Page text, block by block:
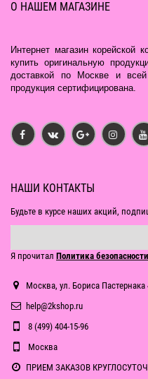
О НАШЕМ МАГАЗИНЕ
Интернет магазин корейской
купить оригинальную
доставкой по Москве и
продукция сертифицирована.
НАШИ КОНТАКТЫ
Будьте в курсе наших акций,
Я прочитал Политика безопасности
Москва, ул. Бориса Пастернака
help@2kshop.ru
8 (499) 404-15-96
Москва
ПРИЕМ ЗАКАЗОВ